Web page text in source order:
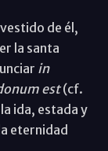
de él,
la santa
in
est(cf.
ida, estada y
eternidad